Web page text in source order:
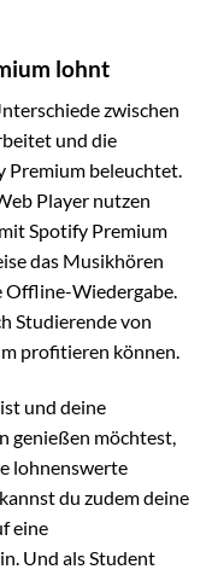
lohnt
zwischen
und die
Premium beleuchtet.
Player nutzen
Spotify Premium
das Musikhören
Offline-Wiedergabe.
Studierende von
profitieren können.
und deine
genießen möchtest,
lohnenswerte
du zudem deine
eine
Und als Student